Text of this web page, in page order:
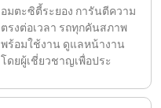
อมตะซิตี้ระยอง การันตีความ
ตรงต่อเวลา รถทุกคันสภาพ
พร้อมใช้งาน ดูแลหน้างาน
โดยผู้เชี่ยวชาญเพื่อประ